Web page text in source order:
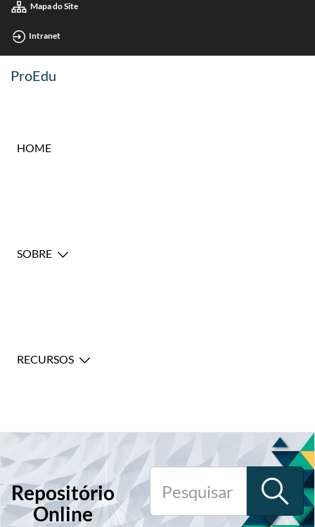
Mapa do Site
Intranet
ProEdu
HOME
SOBRE
RECURSOS
Repositório
Online